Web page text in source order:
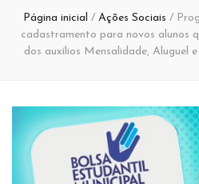
Página inicial / Ações Sociais /
cadastramento para novos alunos
dos auxílios Mensalidade, Aluguel